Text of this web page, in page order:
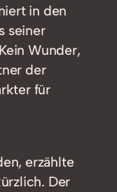
in den
seiner
Wunder,
der
für
erzählte
Der